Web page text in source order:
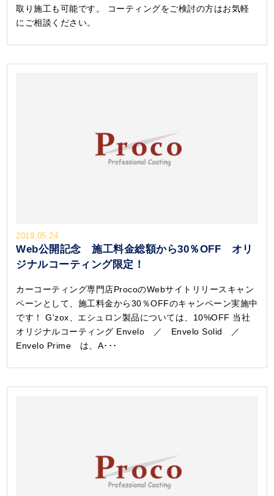
取り施工も可能です。 コーティングをご検討の方はお気軽
にご相談ください。
2019.05.24
Web公開記念 施工料金総額から30％OFF オリ
ジナルコーティング限定！
カーコーティング専門店ProcoのWebサイトリリースキャン
ペーンとして、施工料金から30％OFFのキャンペーン実施中
です！ G'zox、エシュロン製品については、10%OFF 当社
オリジナルコーティング Envelo ／ Envelo Solid ／
Envelo Prime は、A･･･